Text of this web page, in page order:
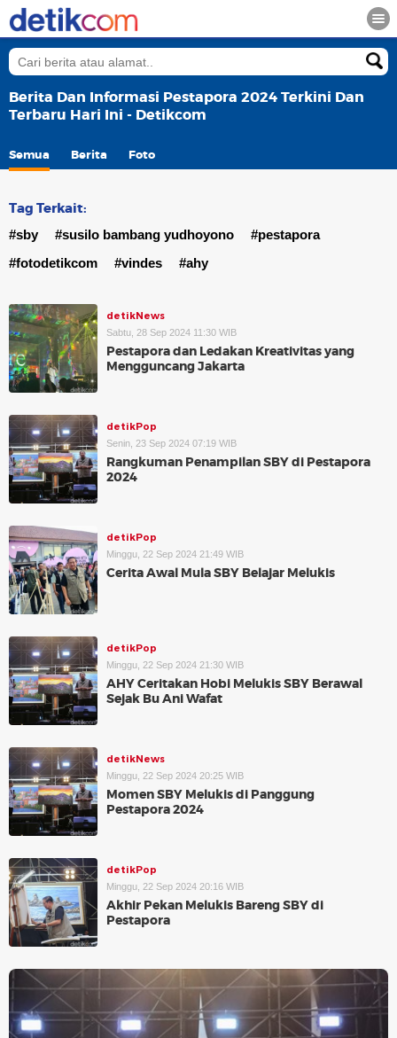
Berita Dan Informasi Pestapora 2024 Terkini Dan
Terbaru Hari Ini - Detikcom
Semua Berita Foto
Tag Terkait:
#sby #susilo bambang yudhoyono
#pestapora
#fotodetikcom
#vindes #ahy
detikNews
Sabtu, 28 Sep 2024 11:30 WIB
Pestapora dan Ledakan Kreativitas yang
Mengguncang Jakarta
detikPop
Senin, 23 Sep 2024 07:19 WIB
Rangkuman Penampilan SBY di Pestapora
2024
detikPop
Minggu, 22 Sep 2024 21:49 WIB
Cerita Awal Mula SBY Belajar Melukis
detikPop
Minggu, 22 Sep 2024 21:30 WIB
AHY Ceritakan Hobi Melukis SBY Berawal
Sejak Bu Ani Wafat
detikNews
Minggu, 22 Sep 2024 20:25 WIB
Momen SBY Melukis di Panggung
Pestapora 2024
detikPop
Minggu, 22 Sep 2024 20:16 WIB
Akhir Pekan Melukis Bareng SBY di
Pestapora